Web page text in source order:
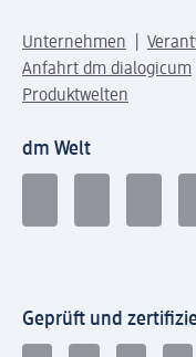
Unternehmen
Anfahrt dm dialogicum
Produktwelten
dm Welt
Geprüft und